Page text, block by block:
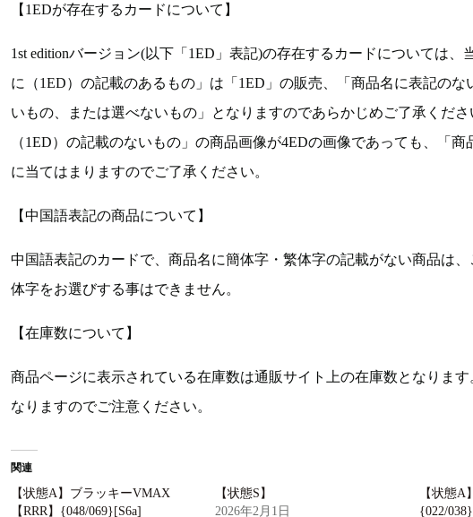
【1EDが存在するカードについて】
1st editionバージョン(以下「1ED」表記)の存在するカードについては、
に（1ED）の記載のあるもの」は「1ED」の販売、「商品名に表記のな
いもの、または選べないもの」となりますのであらかじめご了承くだ
（1ED）の記載のないもの」の商品画像が4EDの画像であっても、「商
に当てはまりますのでご了承ください。
【中国語表記の商品について】
中国語表記のカードで、商品名に簡体字・繁体字の記載がない商品は
体字をお選びする事はできません。
【在庫数について】
商品ページに表示されている在庫数は通販サイト上の在庫数となりま
なりますのでご注意ください。
関連
【状態A】ブラッキーVMAX
【RRR】{048/069}[S6a]
【状態S】
2026年2月1日
【状態A
{022/